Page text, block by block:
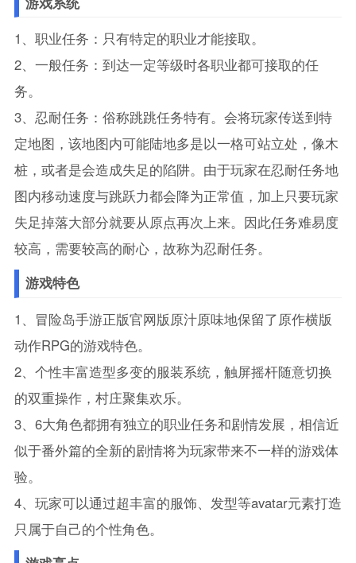
1、职业任务：只有特定的职业才能接取。
2、一般任务：到达一定等级时各职业都可接取的任
务。
3、忍耐任务：俗称跳跳任务特有。会将玩家传送到特
定地图，该地图内可能陆地多是以一格可站立处，像木
桩，或者是会造成失足的陷阱。由于玩家在忍耐任务地
图内移动速度与跳跃力都会降为正常值，加上只要玩家
失足掉落大部分就要从原点再次上来。因此任务难易度
较高，需要较高的耐心，故称为忍耐任务。
游戏特色
1、冒险岛手游正版官网版原汁原味地保留了原作横版
动作RPG的游戏特色。
2、个性丰富造型多变的服装系统，触屏摇杆随意切换
的双重操作，村庄聚集欢乐。
3、6大角色都拥有独立的职业任务和剧情发展，相信近
似于番外篇的全新的剧情将为玩家带来不一样的游戏体
验。
4、玩家可以通过超丰富的服饰、发型等avatar元素打造
只属于自己的个性角色。